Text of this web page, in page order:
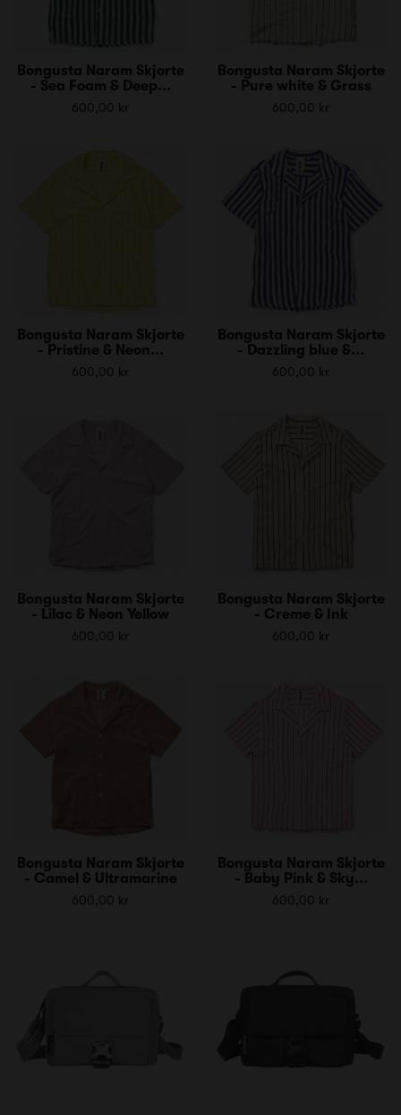
Bongusta Naram Skjorte
- Sea Foam & Deep...
600,00 kr
Bongusta Naram Skjorte
- Pure white & Grass
600,00 kr
Bongusta Naram Skjorte
- Pristine & Neon...
600,00 kr
Bongusta Naram Skjorte
- Dazzling blue &...
600,00 kr
Bongusta Naram Skjorte
- Lilac & Neon Yellow
600,00 kr
Bongusta Naram Skjorte
- Creme & Ink
600,00 kr
Bongusta Naram Skjorte
- Camel & Ultramarine
600,00 kr
Bongusta Naram Skjorte
- Baby Pink & Sky...
600,00 kr